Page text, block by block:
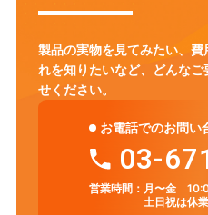
製品の実物を見てみたい、
れを知りたいなど、
どんな
せください。
お電話でのお問い
03-
営業時間： 月〜金
土日祝は休